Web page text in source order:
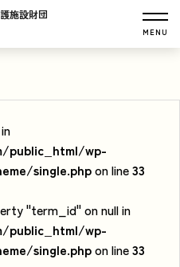
施設財団
MENU
public_html/wp-
single.phpon line33
"term_id" on null in
public_html/wp-
single.phpon line33